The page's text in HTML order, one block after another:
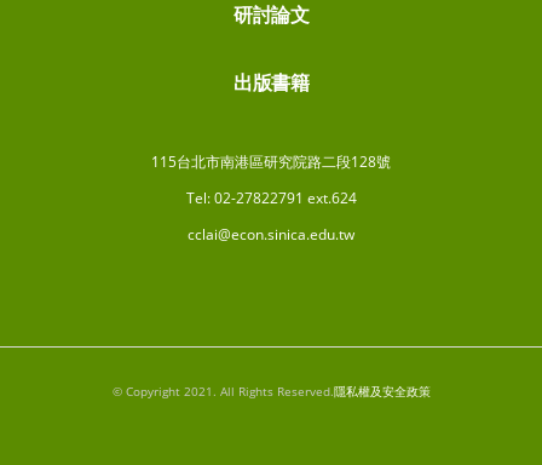
研討論文
出版書籍
115台北市南港區研究院路二段128號
Tel: 02-27822791 ext.624
cclai@econ.sinica.edu.tw
© Copyright 2021. All Rights Reserved.隱私權及安全政策